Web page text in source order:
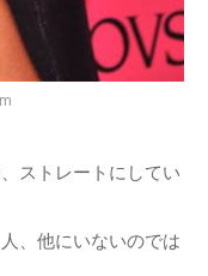
ストレートにしてい
、他にいないのでは